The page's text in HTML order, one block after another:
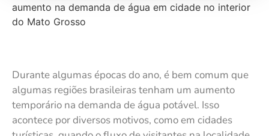
aumento na demanda de água em cidade no interior
do Mato Grosso
Durante algumas épocas do ano, é bem comum que
algumas regiões brasileiras tenham um aumento
temporário na demanda de água potável. Isso
acontece por diversos motivos, como em cidades